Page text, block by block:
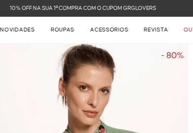
FRETE GRÁTIS NAS COMPRAS ACIMA DE R$ 899
NOVIDADES ROUPAS ACESSÓRIOS REVISTA
- 80%